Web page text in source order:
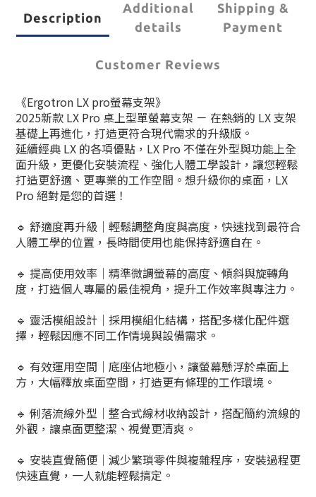
Description
Additional
details
Shipping &
Payment
Customer Reviews
《Ergotron LX pro螢幕支架》
2025新款 LX Pro 桌上型單螢幕支架 － 在熱銷的 LX 支架
基礎上再進化，打造更符合現代需求的升級版。
延續經典 LX 的各項優點，LX Pro 不僅在外型與功能上全
面升級，更優化安裝流程、強化人體工學設計，讓您輕鬆
打造更舒適、更專業的工作空間。想升級你的桌面，LX
Pro 絕對是您的首選！
🔹 舒適度再升級｜ 輕鬆調整角度與高度，快速找到最符合
人體工學的位置，長時間使用也能保持舒適自在。
🔹 提高使用效率｜ 精準微調螢幕的高度、傾斜與旋轉角
度，打造個人專屬的最佳視角，提升工作效率與專注力。
🔹 靈活模組設計｜ 採用模組化結構，搭配多樣化配件選
擇，輕鬆因應不同工作情境與設備需求。
🔹 有效運用空間｜ 底座佔地極小，讓螢幕懸浮於桌面上
方，大幅釋放桌面空間，打造更有條理的工作環境。
🔹 俐落流線外型｜ 整合式線材收納設計，搭配簡約流線的
外觀，讓桌面更整潔、視覺更清爽。
🔹 安裝直覺簡便｜ 減少繁瑣零件與複雜程序，安裝過程更
快速直覺，一人就能輕鬆搞定。